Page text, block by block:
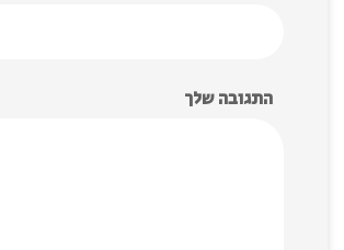
התגובה שלך